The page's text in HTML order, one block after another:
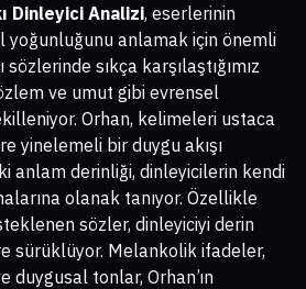
Dinleyici Analizi, eserlerinin
yoğunluğunu anlamak için önemli
sözlerinde sıkça karşılaştığımız
ve umut gibi evrensel
Orhan, kelimeleri ustaca
yinelemeli bir duygu akışı
anlam derinliği, dinleyicilerin kendi
olanak tanıyor. Özellikle
sözler, dinleyiciyi derin
sürüklüyor. Melankolik ifadeler,
tonlar, Orhan’ın